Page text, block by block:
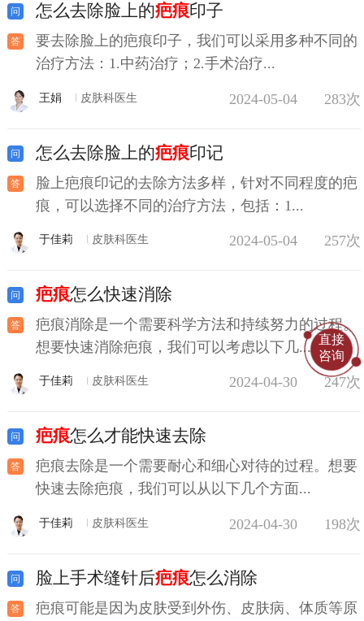
怎么去除脸上的疤痕印子
要去除脸上的疤痕印子，我们可以采用多种不同的
治疗方法：1.中药治疗；2.手术治疗...
王娟 皮肤科医生 2024-05-04 283次
怎么去除脸上的疤痕印记
脸上疤痕印记的去除方法多样，针对不同程度的疤
痕，可以选择不同的治疗方法，包括：1...
于佳莉 皮肤科医生 2024-05-04 257次
疤痕怎么快速消除
疤痕消除是一个需要科学方法和持续努力的过程。
想要快速消除疤痕，我们可以考虑以下几...
于佳莉 皮肤科医生 2024-04-30 247次
疤痕怎么才能快速去除
疤痕去除是一个需要耐心和细心对待的过程。想要
快速去除疤痕，我们可以从以下几个方面...
于佳莉 皮肤科医生 2024-04-30 198次
脸上手术缝针后疤痕怎么消除
疤痕可能是因为皮肤受到外伤、皮肤病、体质等原
直接
咨询